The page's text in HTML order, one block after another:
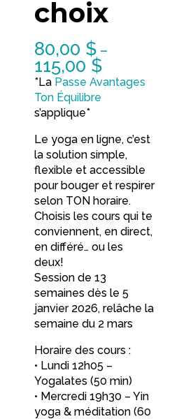
choix
80,00 $ –
115,00 $
*La Passe Avantages
Ton Équilibre
s’applique*
Le yoga en ligne, c’est
la solution simple,
flexible et accessible
pour bouger et respirer
selon TON horaire.
Choisis les cours qui te
conviennent, en direct,
en différé… ou les
deux!
Session de 13
semaines dès le 5
janvier 2026, relâche la
semaine du 2 mars
Horaire des cours :
• Lundi 12h05 –
Yogalates (50 min)
• Mercredi 19h30 – Yin
yoga & méditation (60